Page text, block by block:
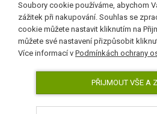
SLEDUJ NÁS
Soubory cookie používáme, abychom
zážitek při nakupování. Souhlas se
cookie můžete nastavit kliknutím na
můžete své nastavení přizpůsobit
Více informací v Podmínkách ochrany
PŘIJMOUT VŠE A